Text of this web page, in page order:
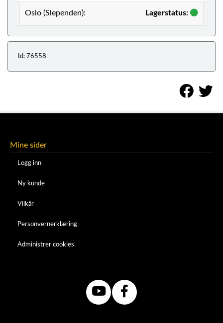
Oslo (Slependen): Lagerstatus:
Id: 76558
Mine sider
Logg inn
Ny kunde
Vilkår
Personvernerklæring
Administrer cookies